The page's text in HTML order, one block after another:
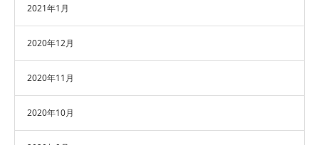
2021年1月
2020年12月
2020年11月
2020年10月